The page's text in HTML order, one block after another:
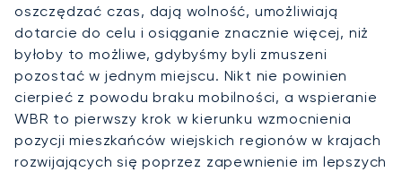
oszczędzać czas, dają wolność, umożliwiają
dotarcie do celu i osiąganie znacznie więcej, niż
byłoby to możliwe, gdybyśmy byli zmuszeni
pozostać w jednym miejscu. Nikt nie powinien
cierpieć z powodu braku mobilności, a wspieranie
WBR to pierwszy krok w kierunku wzmocnienia
pozycji mieszkańców wiejskich regionów w krajach
rozwijających się poprzez zapewnienie im lepszych